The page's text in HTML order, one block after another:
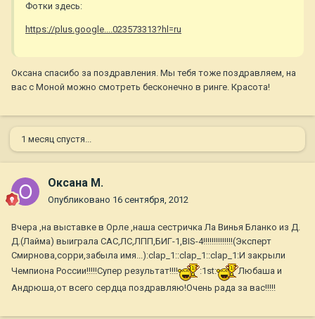
Фотки здесь:
https://plus.google....023573313?hl=ru
Оксана спасибо за поздравления. Мы тебя тоже поздравляем, на
вас с Моной можно смотреть бесконечно в ринге. Красота!
1 месяц спустя...
Оксана М.
Опубликовано 16 сентября, 2012
Вчера ,на выставке в Орле ,наша сестричка Ла Винья Бланко из Д.
Д.(Лайма) выиграла САС,ЛС,ЛПП,БИГ-1,BIS-4!!!!!!!!!!!!!!(Эксперт
Смирнова,сорри,забыла имя...):clap_1::clap_1::clap_1:И закрыли
Чемпиона России!!!!!Супер результат!!!!
:1st:
Любаша и
Андрюша,от всего сердца поздравляю!Очень рада за вас!!!!!